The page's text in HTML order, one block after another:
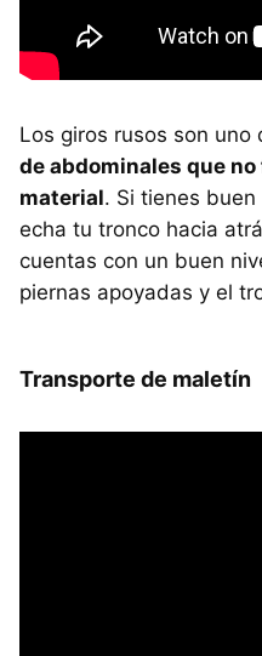
Los giros rusos son uno
de abdominales que
material. Si tienes
echa tu tronco hacia
cuentas con un buen
piernas apoyadas y el
Transporte de maletín